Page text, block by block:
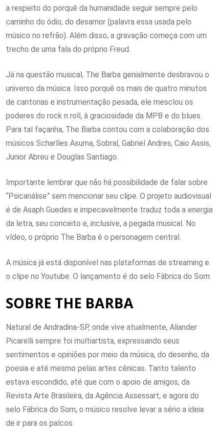
a respeito do porquê da humanidade seguir sempre pelo
caminho do ódio, do desamor (palavra essa usada pelo
músico no refrão). Além disso, a gravação começa com um
trecho de uma fala do próprio Freud.
Já na questão musical, The Barba genialmente desbravou o
universo da música. Isso porquê os mais de quatro minutos
de cantorias e instrumentação pesada, ele mesclou os
poderes do rock n roll, à graciosidade da MPB e do blues.
Para tal façanha, The Barba contou com a colaboração dos
músicos Scharlles Asuma, Sobral, Gabriel Andres, Caio Assis,
Junior Abreu e Douglas Santiago.
Importante lembrar que não há possibilidade de falar sobre
“Psicanálise” sem mencionar seu clipe. O projeto audiovisual
é de Asaph Guedes e impecavelmente traduz toda a energia
da letra, seu conceito e, inclusive, a pegada musical. No
vídeo, o próprio The Barba é o personagem central.
A música já está disponível nas plataformas de streaming e
o clipe no Youtube. O lançamento é do selo Fábrica do Som.
SOBRE THE BARBA
Natural de Andradina-SP, onde vive atualmente, Aliander
Picarelli sempre foi multiartista, expressando seus
sentimentos e opiniões por meio da música, do desenho, da
poesia e até mesmo pelas artes cênicas. Tanto talento
estava escondido, até que com o apoio de amigos, da
Revista Arte Brasileira, da Agência Assessart, e agora do
selo Fábrica do Som, o músico resolve levar a sério a ideia
de ir para os palcos.